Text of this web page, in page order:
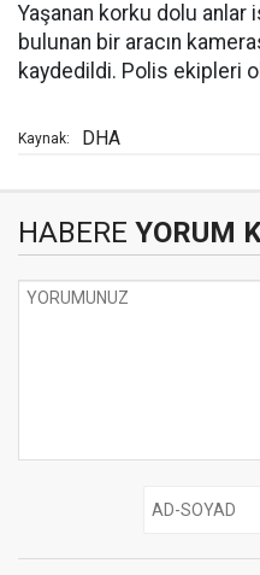
Yaşanan korku dolu anlar
bulunan bir aracın
kaydedildi. Polis ekipleri
Kaynak: DHA
HABERE YORUM